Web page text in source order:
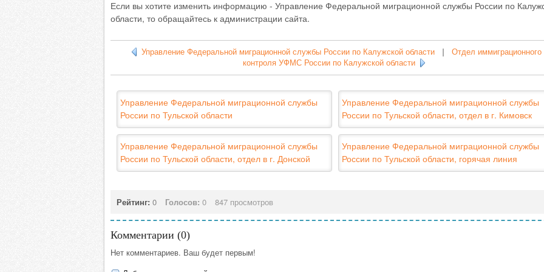
Если вы хотите изменить информацию - Управление Федеральной миграционной службы России по
области, то обращайтесь к администрации сайта.
Управление Федеральной миграционной службы России по Калужской области| Отдел иммиграционного
контроля УФМС России по Калужской области
Управление Федеральной миграционной службы
России по Тульской области
Управление Федеральной миграционной службы
России по Тульской области, отдел в г. Кимовск
Управление Федеральной миграционной службы
России по Тульской области, отдел в г. Донской
Управление Федеральной миграционной службы
России по Тульской области, горячая линия
Рейтинг: 0 Голосов: 0 847 просмотров
Комментарии (0)
Нет комментариев. Ваш будет первым!